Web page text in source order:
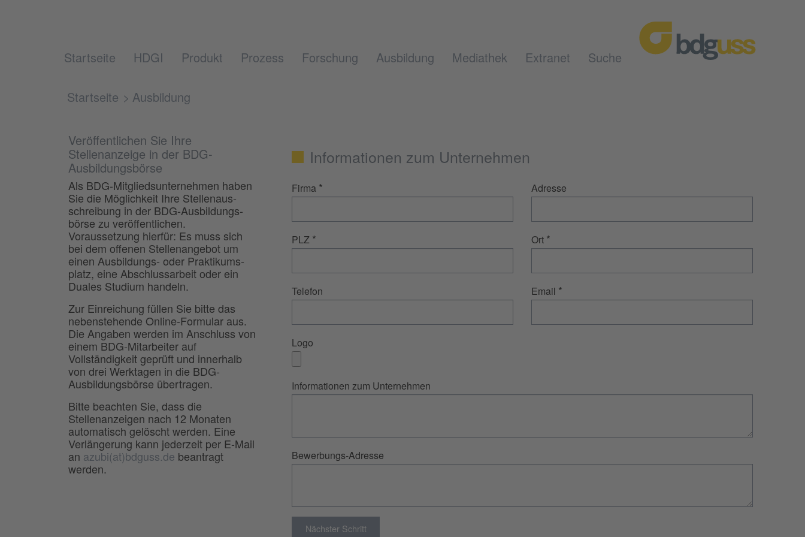
Startseite HDGI Produkt Prozess Forschung Ausbildung Mediathek Extranet Suche
Startseite Ausbildung
Veröffentlichen Sie Ihre
Stellenanzeige in der BDG-
Ausbildungsbörse
Als BDG-Mitgliedsunternehmen haben
Sie die Möglichkeit Ihre Stellenaus-
schreibung in der BDG-Ausbildungs-
börse zu veröffentlichen.
Voraussetzung hierfür: Es muss sich
bei dem offenen Stellenangebot um
einen Ausbildungs- oder Praktikums-
platz, eine Abschlussarbeit oder ein
Duales Studium handeln.
Zur Einreichung füllen Sie bitte das
nebenstehende Online-Formular aus.
Die Angaben werden im Anschluss von
einem BDG-Mitarbeiter auf
Vollständigkeit geprüft und innerhalb
von drei Werktagen in die BDG-
Ausbildungsbörse übertragen.
Bitte beachten Sie, dass die
Stellenanzeigen nach 12 Monaten
automatisch gelöscht werden. Eine
Verlängerung kann jederzeit per E-Mail
an azubi(at)bdguss.de beantragt
werden.
Informationen zum Unternehmen
Firma * Adresse
PLZ * Ort *
Telefon Email *
Logo
Informationen zum Unternehmen
Bewerbungs-Adresse
Nächster Schritt